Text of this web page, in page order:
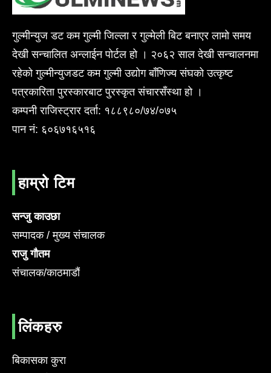
गुल्मीन्युज डट कम गुल्मी जिल्ला र गुल्मेली बिट बनाएर लामो समय
देखी सन्चालित अन्लाईन पोर्टल हो । २०६२ साल देखी सन्चालनमा
रहेको गुल्मीन्युजडट कम गुल्मी उद्योग बाँणिज्य संघको उत्कृष्ट
पत्रकारिता पुरस्कारबाट पुरस्कृत संचारसँस्था हो ।
कम्पनी राजिस्ट्रार दर्ता: १८८९८०/७४/०७५
पान नं: ६०६७१६५१६
हाम्रो टिम
सन्जु काउछा
सम्पादक / मुख्य संचालक
राजु गौतम
संचालक/काठमाडौं
लिंकहरु
बिकासका कुरा